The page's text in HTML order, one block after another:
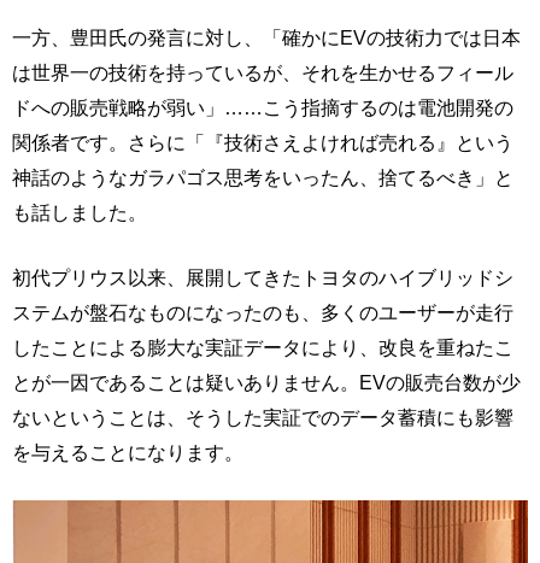
一方、豊田氏の発言に対し、「確かにEVの技術力では日本
は世界一の技術を持っているが、それを生かせるフィール
ドへの販売戦略が弱い」……こう指摘するのは電池開発の
関係者です。さらに「『技術さえよければ売れる』という
神話のようなガラパゴス思考をいったん、捨てるべき」と
も話しました。
初代プリウス以来、展開してきたトヨタのハイブリッドシ
ステムが盤石なものになったのも、多くのユーザーが走行
したことによる膨大な実証データにより、改良を重ねたこ
とが一因であることは疑いありません。EVの販売台数が少
ないということは、そうした実証でのデータ蓄積にも影響
を与えることになります。